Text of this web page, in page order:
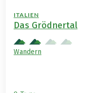
ITALIEN
Das Grödnertal
Wandern